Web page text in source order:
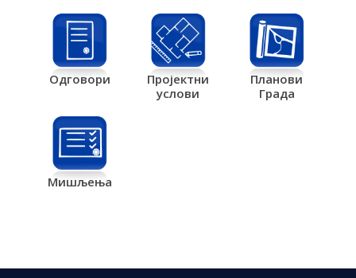
Одговори
Пројектни
услови
Планови
Града
Мишљења